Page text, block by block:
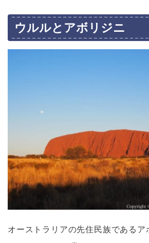
ウルルとアボリジニ
オーストラリアの先住民族であるア